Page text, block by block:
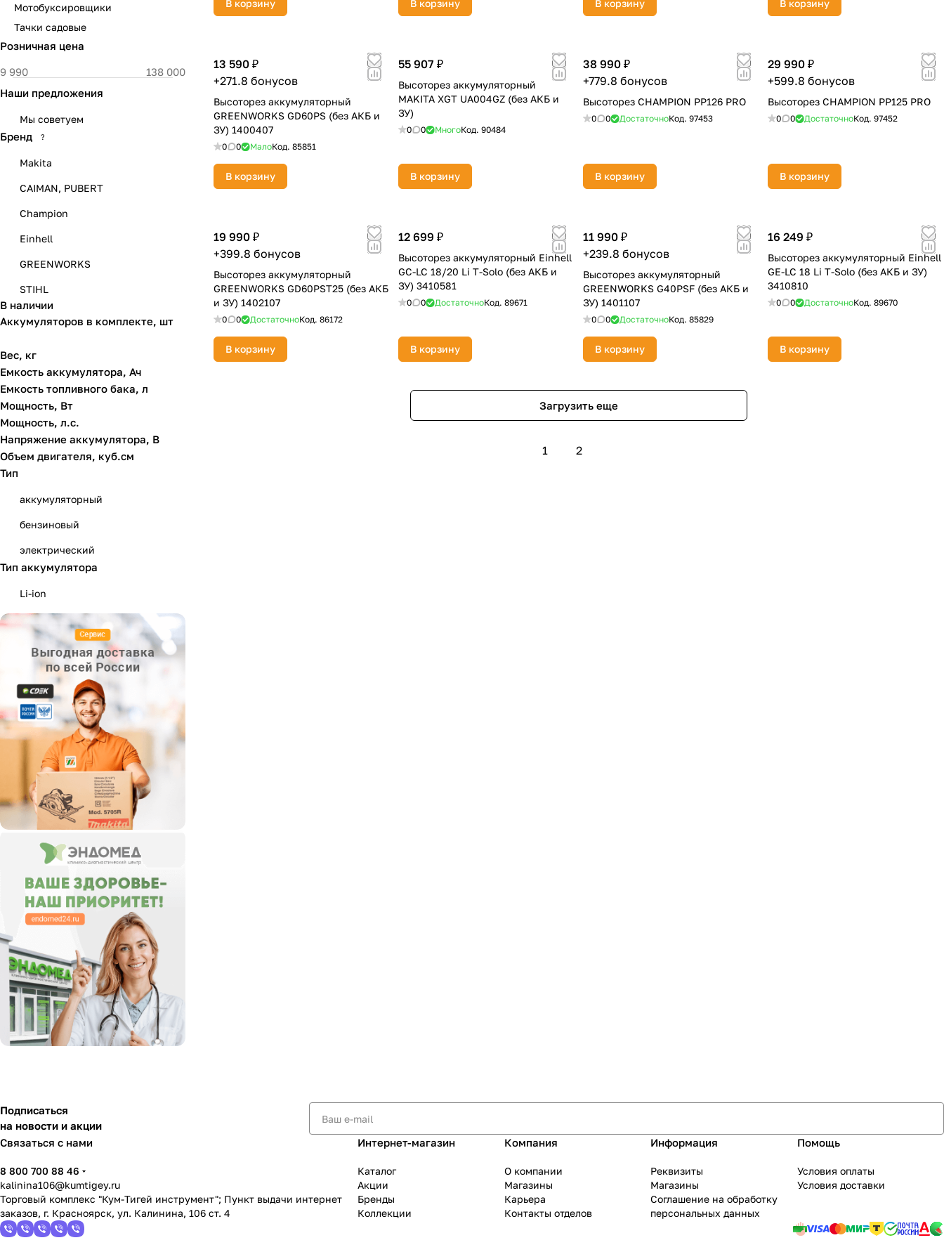
В корзину В корзину В корзину В корзину
13 590 ₽
+271.8 бонусов
Высоторез аккумуляторный
GREENWORKS GD60PS (без АКБ и
ЗУ) 1400407
0 0 МалоКод. 85851
В корзину
55 907 ₽
Высоторез аккумуляторный
MAKITA XGT UA004GZ (без АКБ и
ЗУ)
0 0 МногоКод. 90484
В корзину
38 990 ₽
+779.8 бонусов
Высоторез CHAMPION PP126 PRO
0 0 ДостаточноКод. 97453
В корзину
29 990 ₽
+599.8 бонусов
Высоторез CHAMPION PP125 PRO
0 0 ДостаточноКод. 97452
В корзину
19 990 ₽
+399.8 бонусов
Высоторез аккумуляторный
GREENWORKS GD60PST25 (без АКБ
и ЗУ) 1402107
0 0 ДостаточноКод. 86172
В корзину
12 699 ₽
Высоторез аккумуляторный Einhell
GC-LC 18/20 Li T-Solo (без АКБ и
ЗУ) 3410581
0 0 ДостаточноКод. 89671
В корзину
11 990 ₽
+239.8 бонусов
Высоторез аккумуляторный
GREENWORKS G40PSF (без АКБ и
ЗУ) 1401107
0 0 ДостаточноКод. 85829
В корзину
16 249 ₽
Высоторез аккумуляторный Einhell
GE-LC 18 Li T-Solo (без АКБ и ЗУ)
3410810
0 0 ДостаточноКод. 89670
В корзину
Загрузить еще
1 2
Мотобуксировщики
Тачки садовые
Розничная цена
Наши предложения
Мы советуем
Бренд ?
Makita
CAIMAN, PUBERT
Champion
Einhell
GREENWORKS
STIHL
В наличии
Аккумуляторов в комплекте, шт
Вес, кг
Емкость аккумулятора, Ач
Емкость топливного бака, л
Мощность, Вт
Мощность, л.с.
Напряжение аккумулятора, В
Объем двигателя, куб.см
Тип
аккумуляторный
бензиновый
электрический
Тип аккумулятора
Li-ion
Подписаться
на новости и акции
Связаться с нами
8 800 700 88 46
kalinina106@kumtigey.ru
Торговый комплекс "Кум-Тигей инструмент"; Пункт выдачи интернет
заказов, г. Красноярск, ул. Калинина, 106 ст. 4
Интернет-магазин
Каталог
Акции
Бренды
Коллекции
Компания
О компании
Магазины
Карьера
Контакты отделов
Информация
Реквизиты
Магазины
Соглашение на обработку
персональных данных
Помощь
Условия оплаты
Условия доставки